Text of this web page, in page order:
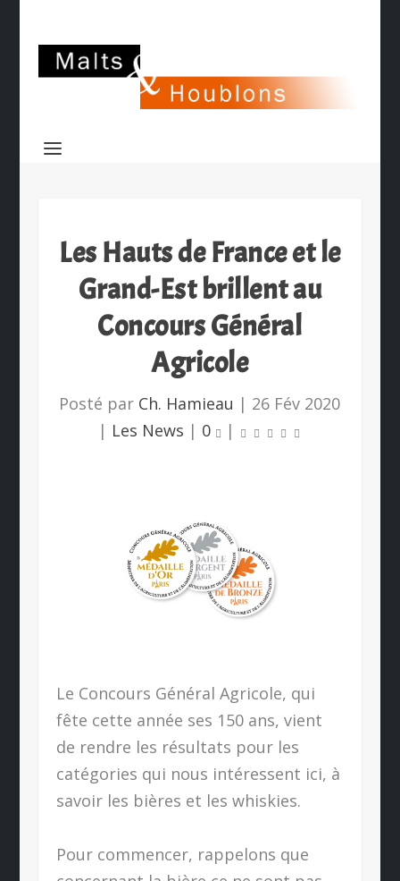
Les Hauts de France et le
Grand-Est brillent au
Concours Général
Agricole
Posté par Ch. Hamieau | 26 Fév 2020
| Les News | 0 |
Le Concours Général Agricole, qui
fête cette année ses 150 ans, vient
de rendre les résultats pour les
catégories qui nous intéressent ici, à
savoir les bières et les whiskies.
Pour commencer, rappelons que